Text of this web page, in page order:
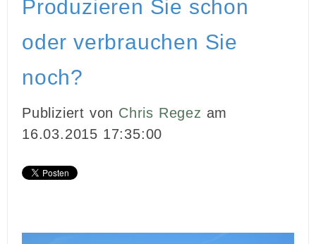
GHOSTWRITING
Produzieren Sie schon
oder verbrauchen Sie
noch?
Publiziert von Chris Regez am
16.03.2015 17:35:00